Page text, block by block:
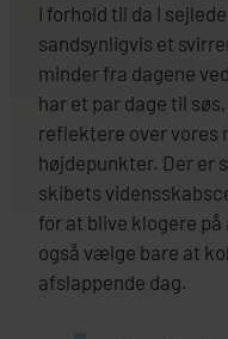
I forhold til da I
sandsynligvis et
minder fra dagene
har et par dage til
reflektere over vores
højdepunkter. Der er
skibets
for at blive klogere
også vælge bare at
afslappende dag.